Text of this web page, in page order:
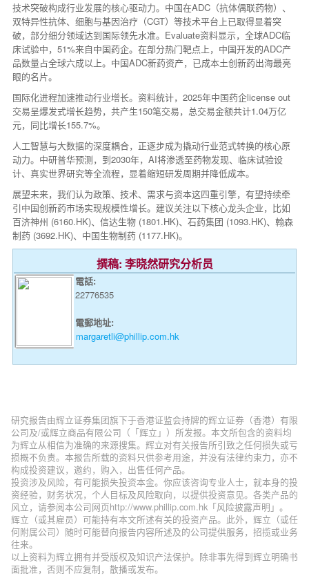
技术突破构成行业发展的核心驱动力。中国在ADC（抗体偶联药物）、
双特异性抗体、细胞与基因治疗（CGT）等技术平台上已取得显着突
破，部分细分领域达到国际领先水准。Evaluate资料显示，全球ADC临
床试验中，51%来自中国药企。在部分热门靶点上，中国开发的ADC产
品数量占全球六成以上。中国ADC新药资产，已成本土创新药出海最亮
眼的名片。
国际化进程加速推动行业增长。资料统计，2025年中国药企license out
交易呈爆发式增长趋势，共产生150笔交易，总交易金额共计1.04万亿
元，同比增长155.7%。
人工智慧与大数据的深度耦合，正逐步成为撬动行业范式转换的核心原
动力。中研普华预测，到2030年，AI将渗透至药物发现、临床试验设
计、真实世界研究等全流程，显着缩短研发周期并降低成本。
展望未来，我们认为政策、技术、需求与资本这四重引擎，有望持续牵
引中国创新药市场实现规模性增长。建议关注以下核心龙头企业，比如
百济神州 (6160.HK)、信达生物 (1801.HK)、石药集团 (1093.HK)、翰森
制药 (3692.HK)、中国生物制药 (1177.HK)。
撰稿: 李晓然研究分析员
電話:
22776535
電郵地址:
margaretli@phillip.com.hk
研究报告由辉立证券集团旗下于香港证监会持牌的辉立证券（香港）有限
公司及/或辉立商品有限公司（「辉立」）所发报。本文所包含的资料均
为辉立从相信为准确的来源搜集。辉立对有关报告所引致之任何损失或亏
损概不负责。本报告所载的资料只供参考用途，并没有法律约束力，亦不
构成投资建议，邀约，购入，出售任何产品。
投资涉及风险，有可能损失投资本金。你应该咨询专业人士，就本身的投
资经验，财务状况，个人目标及风险取向，以提供投资意见。各类产品的
风立，请参阅本公司网页http://www.phillip.com.hk「风险披露声明」。
辉立（或其雇员）可能持有本文所述有关的投资产品。此外，辉立（或任
何附属公司）随时可能替向报告内容所述及的公司提供服务，招揽或业务
往来。
以上资料为辉立拥有并受版权及知识产法保护。除非事先得到辉立明确书
面批准，否则不应复制，散播或发布。